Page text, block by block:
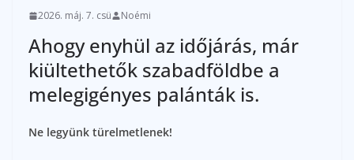
2026. máj. 7. csü Noémi
Ahogy enyhül az időjárás, már
kiültethetők szabadföldbe a
melegigényes palánták is.
Ne legyünk türelmetlenek!